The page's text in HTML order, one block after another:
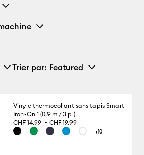
Trier par: Featured
Vinyle thermocollant sans tapis Smart
Iron-On™ (0,9 m / 3 pi)
CHF 14.99 - CHF 19.99
+10